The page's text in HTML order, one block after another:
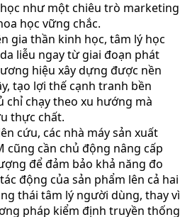
như một chiêu trò marketing
học vững chắc.
gia thần kinh học, tâm lý học
liễu ngay từ giai đoạn phát
hiệu xây dựng được nền
tạo lợi thế cạnh tranh bền
chạy theo xu hướng mà
thực chất.
cứu, các nhà máy sản xuất
cũng cần chủ động nâng cấp
để đảm bảo khả năng đo
động của sản phẩm lên cả hai
thái tâm lý người dùng, thay vì
pháp kiểm định truyền thống